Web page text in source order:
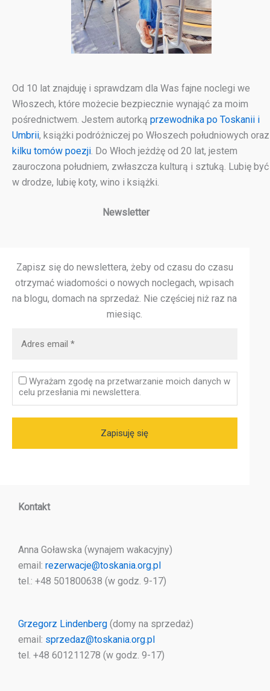
Od 10 lat znajduję i sprawdzam dla Was fajne noclegi we
Włoszech, które możecie bezpiecznie wynająć za moim
pośrednictwem. Jestem autorką przewodnika po Toskanii i
Umbrii, książki podróżniczej po Włoszech południowych oraz
kilku tomów poezji. Do Włoch jeżdżę od 20 lat, jestem
zauroczona południem, zwłaszcza kulturą i sztuką. Lubię być
w drodze, lubię koty, wino i książki.
Newsletter
Zapisz się do newslettera, żeby od czasu do czasu
otrzymać wiadomości o nowych noclegach, wpisach
na blogu, domach na sprzedaż. Nie częściej niż raz na
miesiąc.
Wyrażam zgodę na przetwarzanie moich danych w
celu przesłania mi newslettera.
Kontakt
Anna Goławska (wynajem wakacyjny)
email: rezerwacje@toskania.org.pl
tel.: +48 501800638 (w godz. 9-17)
Grzegorz Lindenberg (domy na sprzedaż)
email: sprzedaz@toskania.org.pl
tel. +48 601211278 (w godz. 9-17)